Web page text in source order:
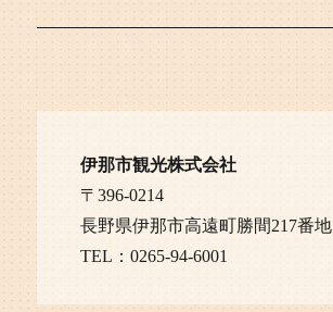
伊那市観光株式会社
〒396-0214
長野県伊那市高遠町勝間217番地
TEL：0265-94-6001